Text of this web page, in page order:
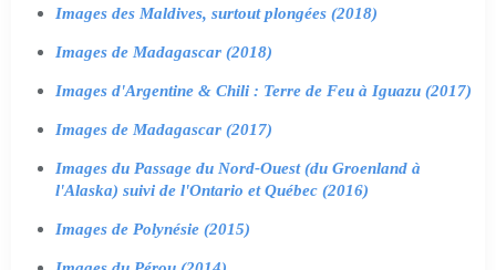
Images des Maldives, surtout plongées (2018)
Images de Madagascar (2018)
Images d'Argentine & Chili : Terre de Feu à Iguazu (2017)
Images de Madagascar (2017)
Images du Passage du Nord-Ouest (du Groenland à
l'Alaska) suivi de l'Ontario et Québec (2016)
Images de Polynésie (2015)